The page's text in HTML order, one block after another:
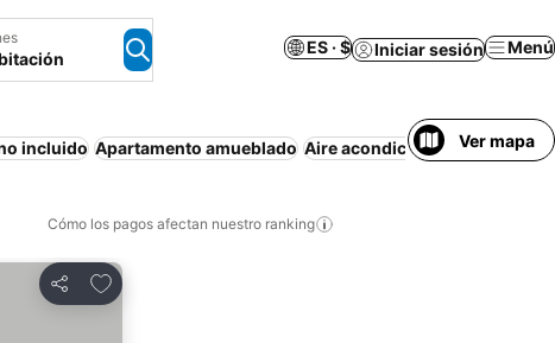
ES · $ Iniciar sesión Menú
incluido Apartamento amueblado Aire acondicionado Wifi
Ver mapa
Cómo los pagos afectan nuestro ranking
Compartir
Agregar a favoritos